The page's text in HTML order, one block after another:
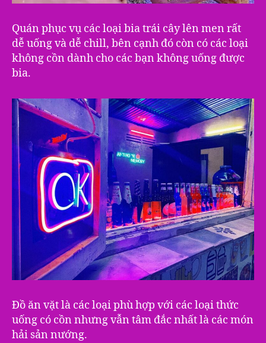
Quán phục vụ các loại bia trái cây lên men rất
dễ uống và dễ chill, bên cạnh đó còn có các loại
không cồn dành cho các bạn không uống được
bia.
Đồ ăn vặt là các loại phù hợp với các loại thức
uống có cồn nhưng vẫn tâm đắc nhất là các món
hải sản nướng.